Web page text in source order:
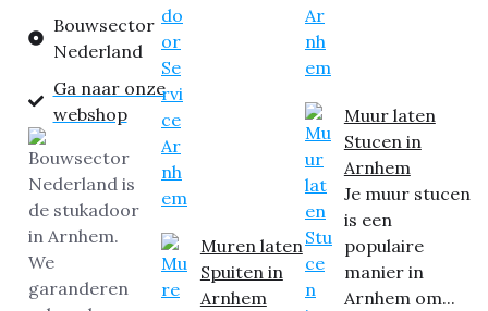
Bouwsector
Nederland
Ga naar onze
webshop
Muren laten
Spuiten in
Arnhem
Muur laten
Stucen in
Arnhem
Je muur stucen
is een
populaire
manier in
Arnhem om...